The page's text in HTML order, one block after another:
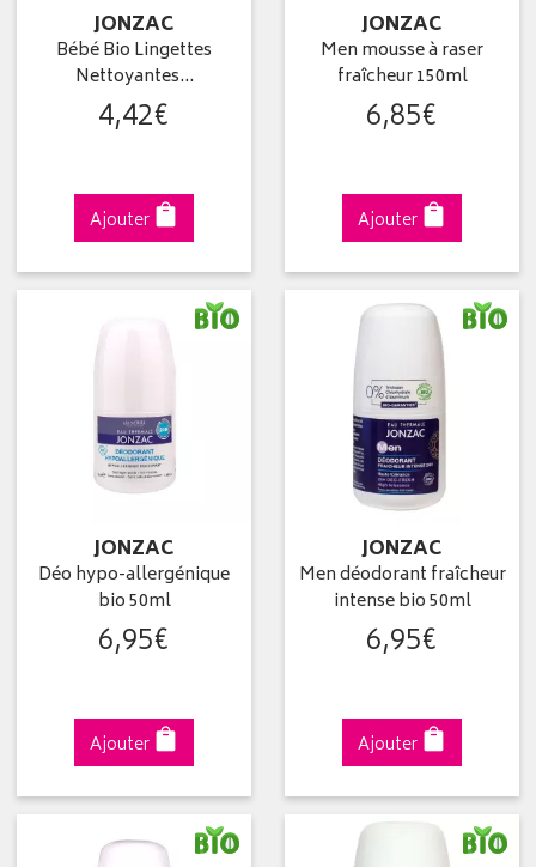
JONZAC
Bébé Bio Lingettes
Nettoyantes…
4,42€
Ajouter
JONZAC
Men mousse à raser
fraîcheur 150ml
6,85€
Ajouter
JONZAC
Déo hypo-allergénique
bio 50ml
6,95€
Ajouter
JONZAC
Men déodorant fraîcheur
intense bio 50ml
6,95€
Ajouter